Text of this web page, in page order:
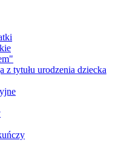
z tytułu urodzenia dziecka